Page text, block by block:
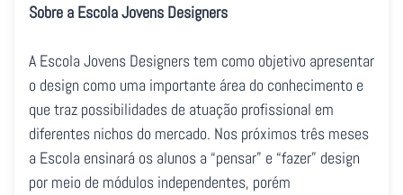
Sobre a Escola Jovens Designers
A Escola Jovens Designers tem como objetivo apresentar
o design como uma importante área do conhecimento e
que traz possibilidades de atuação profissional em
diferentes nichos do mercado. Nos próximos três meses
a Escola ensinará os alunos a “pensar” e “fazer” design
por meio de módulos independentes, porém